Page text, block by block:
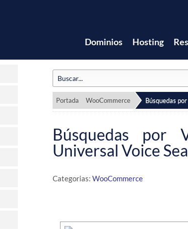
Dominios Hosting
Portada WooCommerce Búsquedas
Búsquedas por
Universal Voice
Categorias: WooCommerce